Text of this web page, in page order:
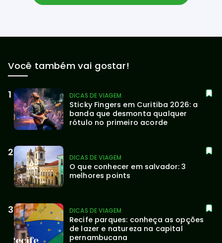
Você também vai gostar!
DICAS DE VIAGEM
Sticky Fingers em Curitiba 2026: a
banda que desmonta qualquer
rótulo no primeiro acorde
DICAS DE VIAGEM
O que conhecer em salvador: 3
melhores points
DICAS DE VIAGEM
Recife parques: conheça as opções
de lazer e natureza na capital
pernambucana